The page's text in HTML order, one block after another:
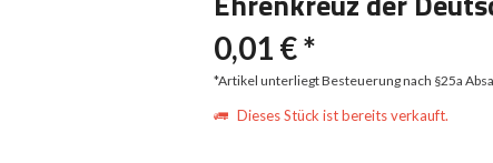
0,01 € *
*Artikel unterliegt Besteuerung nach §25a
Dieses Stück ist bereits verkauft.